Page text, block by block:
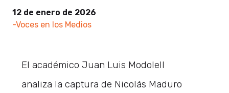
12 de enero de 2026
-Voces en los Medios
El académico Juan Luis Modolell
analiza la captura de Nicolás Maduro